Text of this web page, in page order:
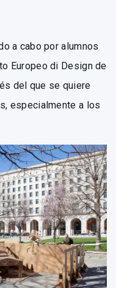
a cabo por alumnos
Europeo di Design de
del que se quiere
especialmente a los